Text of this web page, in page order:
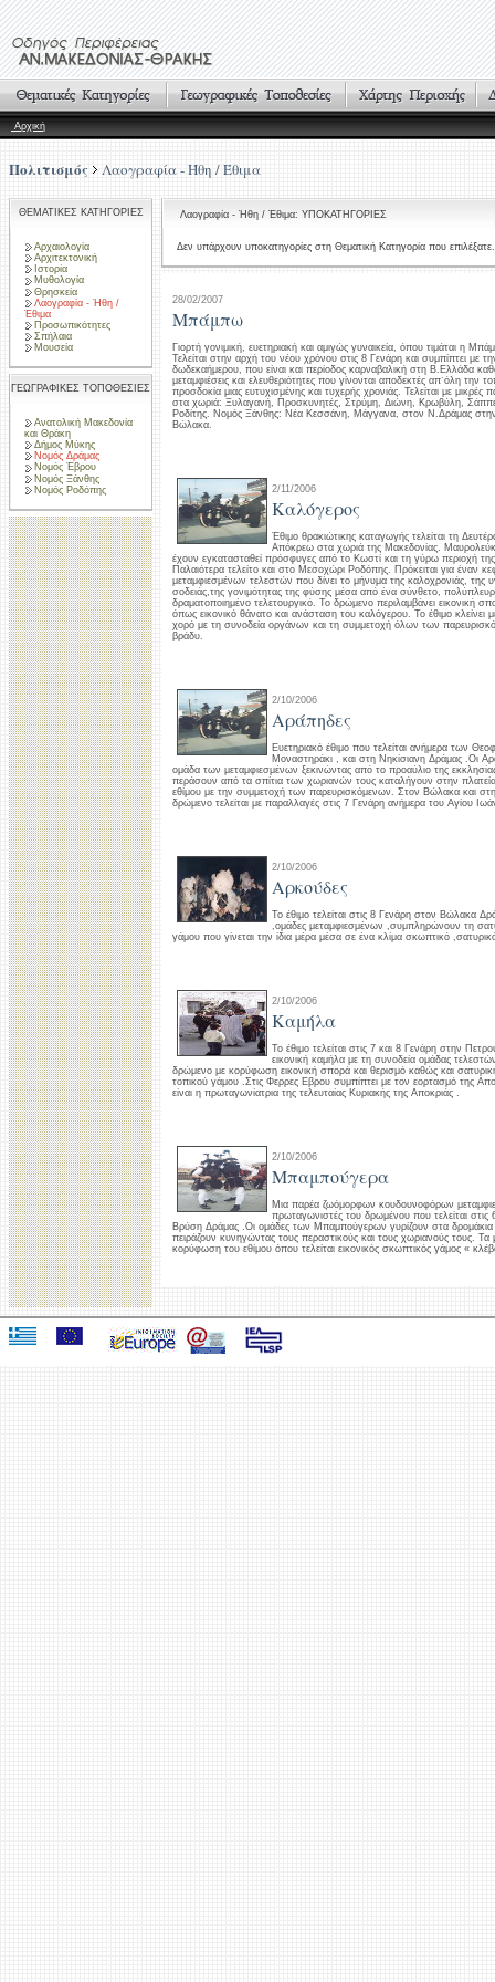
Αρχική
Πολιτισμός Λαογραφία - Ήθη / Έθιμα
ΘΕΜΑΤΙΚΕΣ ΚΑΤΗΓΟΡΙΕΣ
Αρχαιολογία
Αρχιτεκτονική
Ιστορία
Μυθολογία
Θρησκεία
Λαογραφία - Ήθη /
Έθιμα
Προσωπικότητες
Σπήλαια
Μουσεία
ΓΕΩΓΡΑΦΙΚΕΣ ΤΟΠΟΘΕΣΙΕΣ
Ανατολική Μακεδονία
και Θράκη
Δήμος Μύκης
Νομός Δράμας
Νομός Έβρου
Νομός Ξάνθης
Νομός Ροδόπης
Λαογραφία - Ήθη / Έθιμα: ΥΠΟΚΑΤΗΓΟΡΙΕΣ
Δεν υπάρχουν υποκατηγορίες στη Θεματική Κατηγορία που επιλέξατε.
28/02/2007
Μπάμπω
Γιορτή γονιμική, ευετηριακή και αμιγώς γυναικεία, όπου τιμάται η
Τελείται στην αρχή του νέου χρόνου στις 8 Γενάρη και συμπίπτει με
δωδεκαήμερου, που είναι και περίοδος καρναβαλική στη Β.Ελλάδα
μεταμφιέσεις και ελευθεριότητες που γίνονται αποδεκτές απ΄όλη την
προσδοκία μιας ευτυχισμένης και τυχερής χρονιάς. Τελείται με
στα χωριά: Ξυλαγανή, Προσκυνητές, Στρύμη, Διώνη, Κρωβύλη,
Ροδίτης. Νομός Ξάνθης: Νέα Κεσσάνη, Μάγγανα, στον Ν.Δράμας
Βώλακα.
2/11/2006
Καλόγερος
Έθιμο θρακιώτικης καταγωγής τελείται τη
Απόκρεω στα χωριά της Μακεδονίας.
έχουν εγκατασταθεί πρόσφυγες από το Κωστί και τη γύρω περιοχή
Παλαιότερα τελείτο και στο Μεσοχώρι Ροδόπης. Πρόκειται για έναν
μεταμφιεσμένων τελεστών που δίνει το μήνυμα της καλοχρονιάς, της
σοδειάς,της γονιμότητας της φύσης μέσα από ένα σύνθετο, πολύπλευρο
δραματοποιημένο τελετουργικό. Το δρώμενο περιλαμβάνει εικονική
όπως εικονικό θάνατο και ανάσταση του καλόγερου. Το έθιμο κλείνει
χορό με τη συνοδεία οργάνων και τη συμμετοχή όλων των
βράδυ.
2/10/2006
Αράπηδες
Ευετηριακό έθιμο που τελείται ανήμερα των
Μοναστηράκι , και στη Νηκίσιανη Δράμας .Οι
ομάδα των μεταμφιεσμένων ξεκινώντας από το προαύλιο της
περάσουν από τα σπίτια των χωριανών τους καταλήγουν στην
εθίμου με την συμμετοχή των παρευρισκόμενων. Στον Βώλακα και
δρώμενο τελείται με παραλλαγές στις 7 Γενάρη ανήμερα του Αγίου
2/10/2006
Αρκούδες
Το έθιμο τελείται στις 8 Γενάρη στον Βώλακα
,ομάδες μεταμφιεσμένων ,συμπληρώνουν τη
γάμου που γίνεται την ίδια μέρα μέσα σε ένα κλίμα σκωπτικό
2/10/2006
Kαμήλα
Το έθιμο τελείται στις 7 και 8 Γενάρη στην
εικονική καμήλα με τη συνοδεία ομάδας
δρώμενο με κορύφωση εικονική σπορά και θερισμό καθώς και
τοπικού γάμου .Στις Φερρες Εβρου συμπίπτει με τον εορτασμό της
είναι η πρωταγωνίατρια της τελευταίας Κυριακής της Αποκριάς .
2/10/2006
Μπαμπούγερα
Μια παρέα ζωόμορφων κουδουνοφόρων
πρωταγωνιστές του δρωμένου που τελείται
Βρύση Δράμας .Οι ομάδες των Μπαμπούγερων γυρίζουν στα δρομάκια
πειράζουν κυνηγώντας τους περαστικούς και τους χωριανούς τους.
κορύφωση του εθίμου όπου τελείται εικονικός σκωπτικός γάμος «